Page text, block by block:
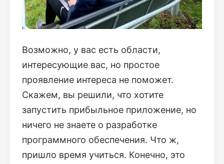
Возможно, у вас есть области,
интересующие вас, но простое
проявление интереса не поможет.
Скажем, вы решили, что хотите
запустить прибыльное приложение, но
ничего не знаете о разработке
программного обеспечения. Что ж,
пришло время учиться. Конечно, это